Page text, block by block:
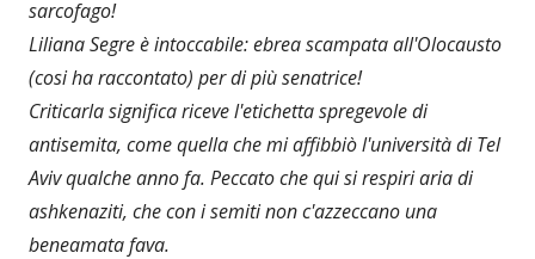
sarcofago!
Liliana Segre è intoccabile: ebrea scampata all'Olocausto
(cosi ha raccontato) per di più senatrice!
Criticarla significa riceve l'etichetta spregevole di
antisemita, come quella che mi affibbiò l'università di Tel
Aviv qualche anno fa. Peccato che qui si respiri aria di
ashkenaziti, che con i semiti non c'azzeccano una
beneamata fava.